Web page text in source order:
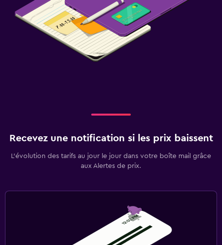
Recevez une notification si les prix baissent
L’évolution des tarifs au jour le jour dans votre boîte mail grâce
aux Alertes de prix.